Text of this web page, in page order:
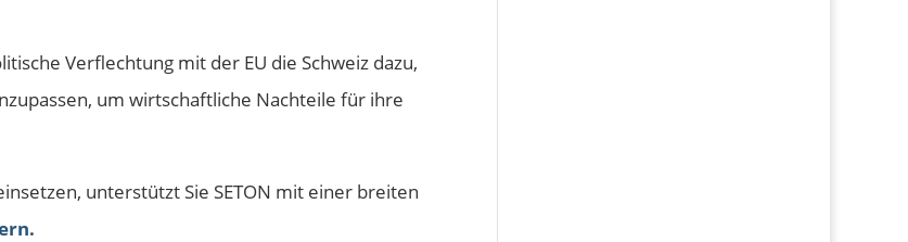
Verflechtung mit der EU die Schweiz dazu,
um wirtschaftliche Nachteile für ihre
unterstützt Sie SETON mit einer breiten